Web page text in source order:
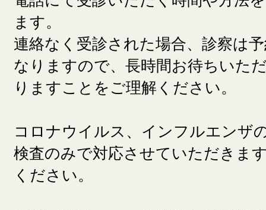
ます。
連絡なく受診された場合、診察は
なりますので、長時間お待ちいた
りますことをご理解ください。
コロナウイルス、インフルエンザ
検査のみで対応させていただきま
ください。